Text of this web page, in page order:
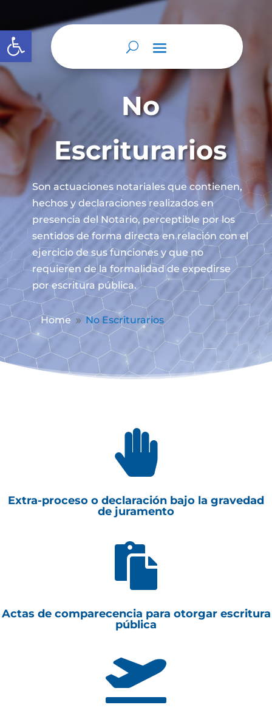
Abrir barra de herramientas
No
Escriturarios
Son actuaciones notariales que contienen,
hechos y declaraciones realizados en
presencia del Notario, perceptible por los
sentidos de forma directa en relación con el
ejercicio de sus funciones y que no
requieren de la formalidad de expedirse
por escritura pública.
Home 9 No Escriturarios

Extra-proceso o declaración bajo la gravedad
de juramento

Actas de comparecencia para otorgar escritura
pública
